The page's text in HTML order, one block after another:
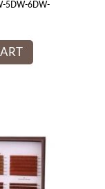
5DW-6DW-